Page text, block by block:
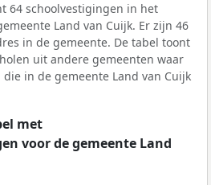
64 schoolvestigingen in het
Land van Cuijk. Er zijn 46
in de gemeente. De tabel toont
uit andere gemeenten waar
in de gemeente Land van Cuijk
met
voor de gemeente Land